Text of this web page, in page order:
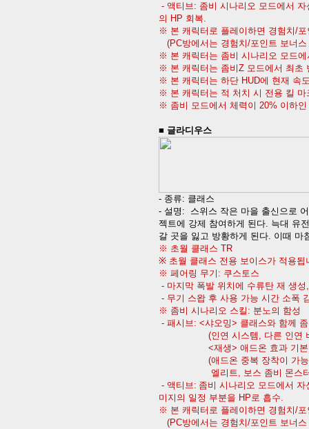
- 액티브: 좀비 시나리오 모드에서
의 HP 회복.
※ 본 캐릭터로 플레이하면 경험치/
(PC방에서는 경험치/포인트 보너스
※ 본 캐릭터는 좀비 시나리오 모드
※ 본 캐릭터는 좀비Z 모드에서 최초
※ 본 캐릭터는 하단 HUD에 현재 속
※ 본 캐릭터는 적 처치 시 전용 킬 마
※ 좀비 모드에서 체력이 20% 이하
■ 글라디우스
- 종류: 클래스
- 설명 : 스위스 작은 마을 출신으로
젝트에 강제 참여하게 된다. 늑대 유
갈 곳을 잃고 방황하게 된다. 이때 마
※ 초월 클래스 TR
※ 초월 클래스 전용 보이스가 적용됩
※ 페어링 무기 : 쿠스토스
- 마지막 폭발 위치에 수류탄 재 생성
- 무기 스왑 후 사용 가능 시간 소폭
※ 좀비 시나리오 스킬 : 분노의 함성
- 패시브: <샤오밍> 클래스와 함께
(인연 시스템 , 다른 인연
<재생> 애드온 효과 기
(애드온 중복 장착이 가
엘리트, 보스 좀비 몬스
- 액티브: 좀비 시나리오 모드에서
미지의 일정 부분을 HP로 흡수.
※ 본 캐릭터로 플레이하면 경험치/
(PC방에서는 경험치/포인트 보너스